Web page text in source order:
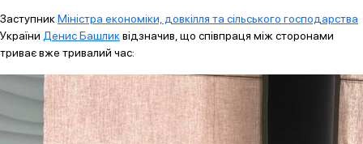
ЗаступникМіністра економіки, довкілля та сільського господарства
України Денис Башликвідзначив, що співпраця між сторонами
триває вже тривалий час: